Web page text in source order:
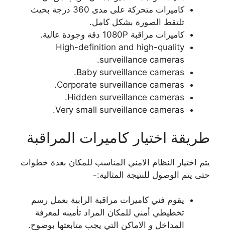
كاميرات متحركة على مدى 360 درجة بحيث
تلتقط الصورة بشكل كامل.
كاميرات مراقبة 1080P دقة وجودة عالية.
High-definition and high-quality
surveillance cameras.
Baby surveillance cameras.
Corporate surveillance cameras.
Hidden surveillance cameras.
Very small surveillance cameras.
طريقة اختيار كاميرات المراقبة
يتم اختيار النظام الامني المناسب للمكان بعدة خطوات
حتى يتم الوصول للنتيجة المثالية:-
يقوم فني كاميرات مراقبة الرابية بعمل رسم
تخطيطي أمني للمكان المراد تأمينه لمعرفة
المداخل و الاماكن التي يجب متابعتها بوضوح.